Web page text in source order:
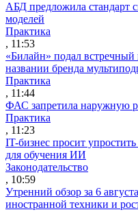
АБД предложила стандарт
моделей
Практика
, 11:53
«Билайн» подал встречный
названии бренда
Практика
, 11:44
ФАС запретила наружную
Практика
, 11:23
IT-бизнес просит
для обучения ИИ
Законодательство
, 10:59
Утренний обзор за 6
иностранной техники и